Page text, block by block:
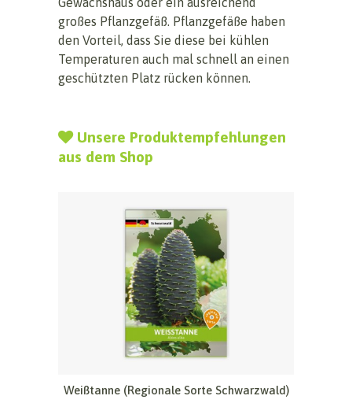
großes Pflanzgefäß. Pflanzgefäße haben
den Vorteil, dass Sie diese bei kühlen
Temperaturen auch mal schnell an einen
geschützten Platz rücken können.
Unsere Produktempfehlungen
aus dem Shop
Weißtanne (Regionale Sorte Schwarzwald)